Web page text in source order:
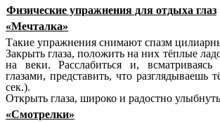
Физические упражнения для отдыха глаз
«Мечталка»
Такие упражнения снимают спазм
Закрыть глаза, положить на них тёплые
на веки. Расслабиться и,
глазами, представить, что разглядываешь
сек.).
Открыть глаза, широко и радостно
«Смотрелки»